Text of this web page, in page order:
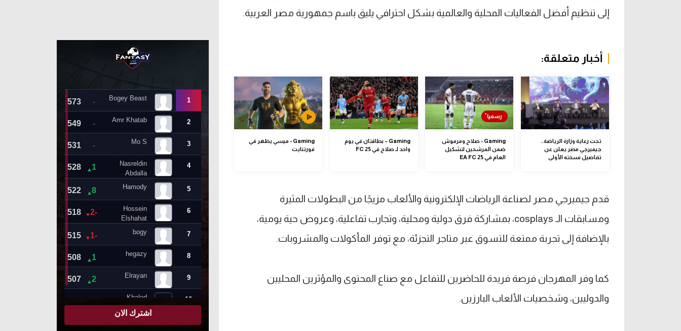
إلى تنظيم أفضل الفعاليات المحلية والعالمية بشكل احترافي يليق باسم جمهورية مصر العربية.
أخبار متعلقة:
تحت رعاية وزارة الرياضة..
جيميرجي مصر يعلن عن
تفاصيل نسخته الأولى
Gaming - صلاح ومرموش
ضمن المرشحين لتشكيل
العام في EA FC 25
Gaming – بطاقتان في يوم
واحد لـ صلاح في FC 25
Gaming - ميسي يظهر في
فورتنايت
قدم جيميرجي مصر لصناعة الرياضات الإلكترونية والألعاب مزيجًا من البطولات المثيرة
ومسابقات الـ cosplays، بمشاركة فرق دولية ومحلية، وتجارب تفاعلية، وعروض حية يومية،
بالإضافة إلى تجربة ممتعة للتسوق عبر متاجر التجزئة، مع توفر المأكولات والمشروبات.
كما وفر المهرجان فرصة فريدة للحاضرين للتفاعل مع صناع المحتوى والمؤثرين المحليين
والدوليين، وشخصيات الألعاب البارزين.